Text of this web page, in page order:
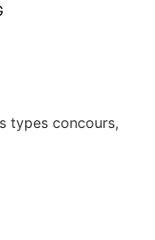
types concours,